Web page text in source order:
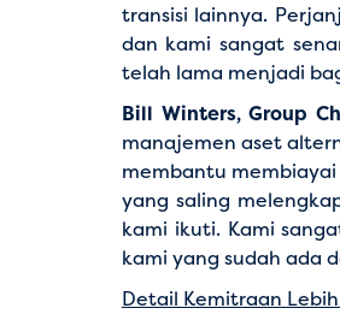
transisi lainnya.
dan kami sangat
telah lama menjadi
Bill Winters, Group
manajemen aset
membantu
yang saling
kami ikuti. Kami
kami yang sudah ada
Detail Kemitraan